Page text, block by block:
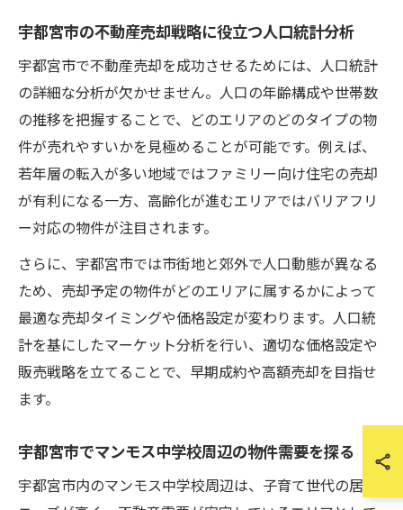
宇都宮市の不動産売却戦略に役立つ人口統計分析
宇都宮市で不動産売却を成功させるためには、人口統計
の詳細な分析が欠かせません。人口の年齢構成や世帯数
の推移を把握することで、どのエリアのどのタイプの物
件が売れやすいかを見極めることが可能です。例えば、
若年層の転入が多い地域ではファミリー向け住宅の売却
が有利になる一方、高齢化が進むエリアではバリアフリ
ー対応の物件が注目されます。
さらに、宇都宮市では市街地と郊外で人口動態が異なる
ため、売却予定の物件がどのエリアに属するかによって
最適な売却タイミングや価格設定が変わります。人口統
計を基にしたマーケット分析を行い、適切な価格設定や
販売戦略を立てることで、早期成約や高額売却を目指せ
ます。
宇都宮市でマンモス中学校周辺の物件需要を探る
宇都宮市内のマンモス中学校周辺は、子育て世代の居住